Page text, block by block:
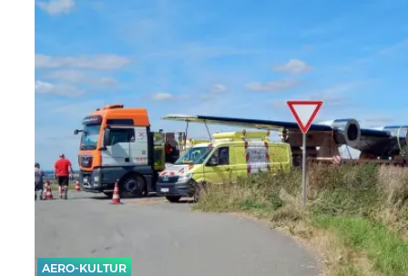
HELIKOPTER
AERO-KULTUR
AERO-KULTUR